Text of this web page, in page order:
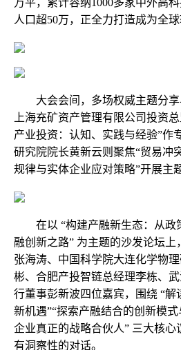
万平，累计容纳1000多家中外高
人口超50万，正全力打造成为全
大会会间，多场权威主题分享
上海充矿资产管理有限公司投资
产业投资：认知、实践与经验”作
研究院院长黄新云则聚焦“贸易冲
规律与实体企业应对策略”开展主
在以 “构建产融新生态：从
融创新之路” 为主题的沙发论坛上
张海涛、中国科学院大连化学物
彬、合肥产投智链总经理李栋、
行董事彭新波四位嘉宾，围绕 “解
新机遇”“探索产融结合的创新模
企业真正的战略合伙人” 三大核心
有洞察性的对话。